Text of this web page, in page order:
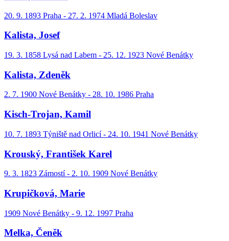
20. 9. 1893 Praha - 27. 2. 1974 Mladá Boleslav
Kalista, Josef
19. 3. 1858 Lysá nad Labem - 25. 12. 1923 Nové Benátky
Kalista, Zdeněk
2. 7. 1900 Nové Benátky - 28. 10. 1986 Praha
Kisch-Trojan, Kamil
10. 7. 1893 Týniště nad Orlicí - 24. 10. 1941 Nové Benátky
Krouský, František Karel
9. 3. 1823 Zámostí - 2. 10. 1909 Nové Benátky
Krupičková, Marie
1909 Nové Benátky - 9. 12. 1997 Praha
Melka, Čeněk